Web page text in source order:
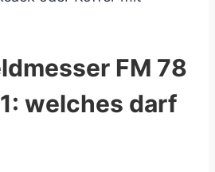
FM 78
welches darf